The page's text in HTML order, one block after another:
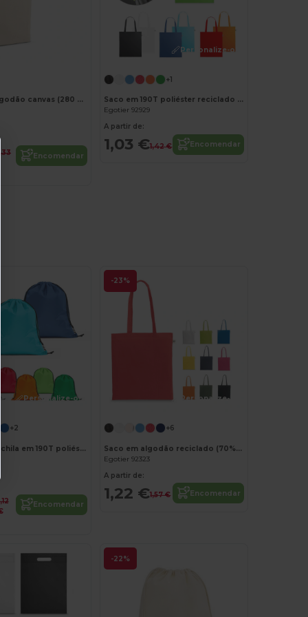
Saco 100% algodão canvas (280 g/m²)
Encomendar
Personalize-o!
+1
Saco em 190T poliéster reciclado (100% rPET)
Egotier 92929
A partir de:
1,03 €1,42 € Encomendar
Personalize-o!
+2
Saco tipo mochila em 190T poliéster reciclado (100% rPET)
Encomendar
-23%
Personalize-o!
+6
Saco em algodão reciclado (70%) e poliéster (30% rPET) (150 g/m²)
Egotier 92323
A partir de:
1,22 €1,57 € Encomendar
-22%